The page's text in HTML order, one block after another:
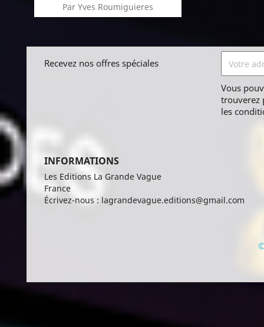
Par Yves Roumiguieres
Recevez nos offres spéciales
Vous
trouverez
les
INFORMATIONS
Les Editions La Grande Vague
France
Écrivez-nous : lagrandevague.editions@gmail.com